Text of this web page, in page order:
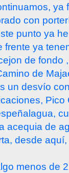
ya
con
punto ya
frente ya
de fondo
de
un desvío
acequia de
desde
menos de